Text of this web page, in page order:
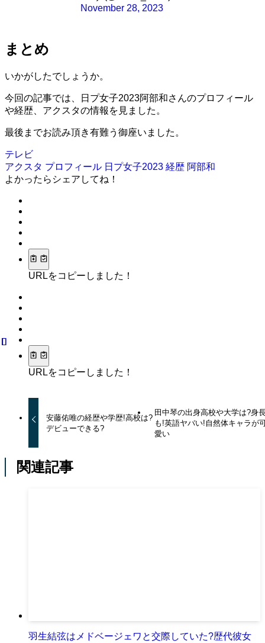
November 28, 2023
まとめ
いかがしたでしょうか。
今回の記事では、日プ女子2023阿部和さんのプロフィール
や経歴、アクスタの情報を見ました。
最後までお読み頂き有難う御座いました。
テレビ
アクスタ プロフィール 日プ女子2023 経歴 阿部和
よかったらシェアしてね！
URLをコピーしました！
URLをコピーしました！
安藤佑唯の経歴や学歴!高校は?
デビューできる?
田中琴の出身高校や大学は?身
も!英語ヤバい!自然体キャラが
愛い
関連記事
羽生結弦はメドベージェワと交際していた?歴代彼女